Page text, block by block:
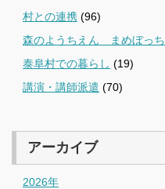
村との連携 (96)
森のようちえん まめぼっち
泰阜村での暮らし (19)
講演・講師派遣 (70)
アーカイブ
2026年